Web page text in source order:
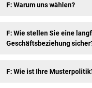
F: Warum uns wählen?
F: Wie stellen Sie eine
Geschäftsbeziehung
F: Wie ist Ihre